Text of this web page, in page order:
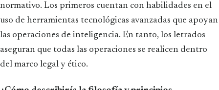
normativo. Los primeros cuentan con habilidades en el
uso de herramientas tecnológicas avanzadas que apoyan
las operaciones de inteligencia. En tanto, los letrados
aseguran que todas las operaciones se realicen dentro
del marco legal y ético.